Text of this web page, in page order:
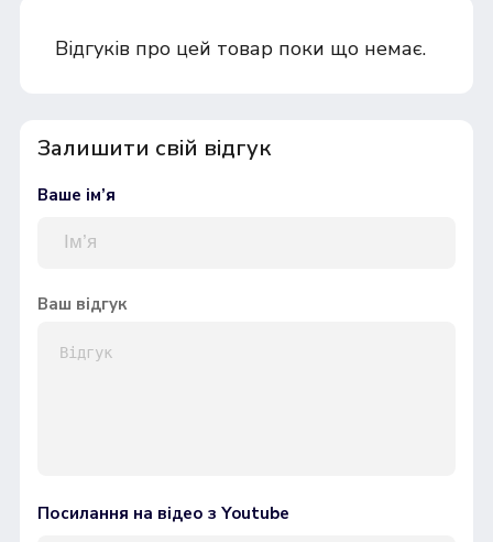
Відгуків про цей товар поки що немає.
Залишити свій відгук
Ваше ім’я
Ваш відгук
Посилання на відео з Youtube